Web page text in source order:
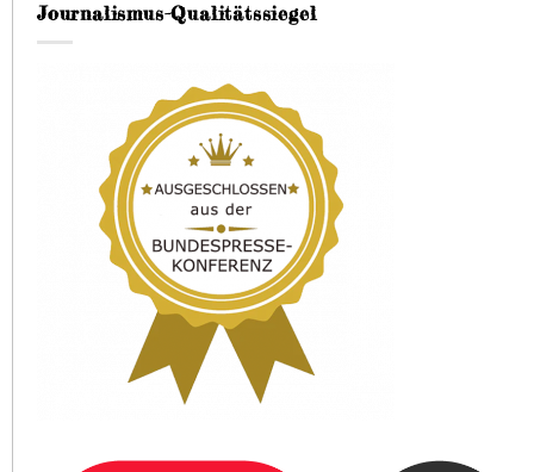
Journalismus-Qualitätssiegel